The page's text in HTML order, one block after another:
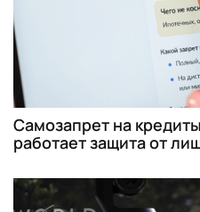
Самозапрет на
работает защита от